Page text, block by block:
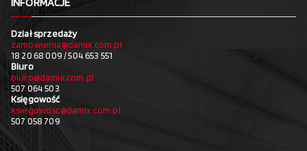
Dział sprzedaży
zamowienia@damix.com.pl
18 20 68 009 / 504 653 551
Biuro
biuro@damix.com.pl
507 064 503
Księgowość
ksiegowosc@damix.com.pl
507 058 709